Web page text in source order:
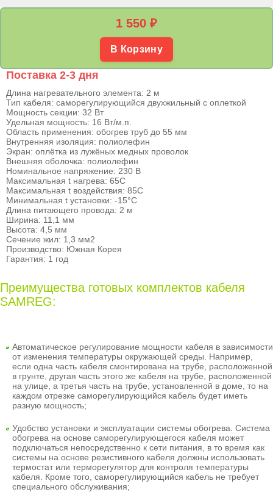
1 550 ₽
В Корзину
Поставка 2-3 дня
Длина нагревательного элемента: 2 м
Тип кабеля: саморегулирующийся двухжильный с оплеткой
Мощность секции: 32 Вт
Удельная мощность: 16 Вт/м.п.
Область применения: обогрев труб до 55 мм
Внутренняя изоляция: полиолефин
Экран: оплётка из лужёных медных проволок
Внешняя оболочка: полиолефин
Номинальное напряжение: 230 В
Максимальная t нагрева: 65С
Максимальная t воздействия: 85С
Минимальная t установки: -15°С
Длина питающего провода: 2 м
Ширина: 11,1 мм
Высота: 4,5 мм
Сечение жил: 1,3 мм2
Производство: Южная Корея
Гарантия: 1 год
Преимущества готовых комплектов кабеля
SAMREG:
Автоматическое регулирование мощности кабеля в зависимости
от изменения температуры окружающей среды. Например,
если одна часть кабеля смонтирована на трубе, расположенной
в грунте, другая часть этого же кабеля на трубе, расположенной
на улице, а третья часть на трубе, установленной в доме, то на
каждом отрезке саморегулирующийся кабель будет иметь
разную мощность;
Удобство установки и эксплуатации системы обогрева . Система
обогрева на основе саморегулирующегося кабеля может
подключаться непосредственно к сети питания, в то время как
системы на основе резистивного кабеля должны использовать
термостат или терморегулятор для контроля температуры
кабеля. Кроме того, саморегулирующийся кабель не требует
специального обслуживания;